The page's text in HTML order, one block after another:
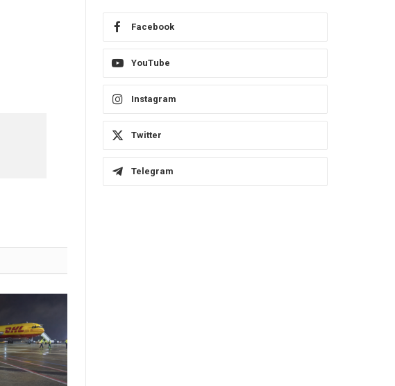
Facebook
YouTube
Instagram
Twitter
Telegram